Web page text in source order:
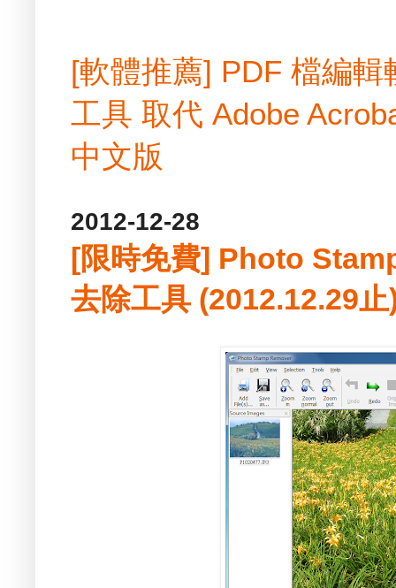
[軟體推薦] PDF 檔編
工具 取代 Adobe
中文版
2012-12-28
[限時免費] Photo
去除工具 (2012.12.29止